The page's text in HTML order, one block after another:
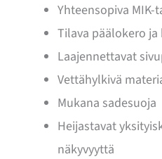
Yhteensopiva
Tilava päälokero
Laajennettavat
Vettähylkivä
Mukana sadesuoja
Heijastavat
näkyvyyttä